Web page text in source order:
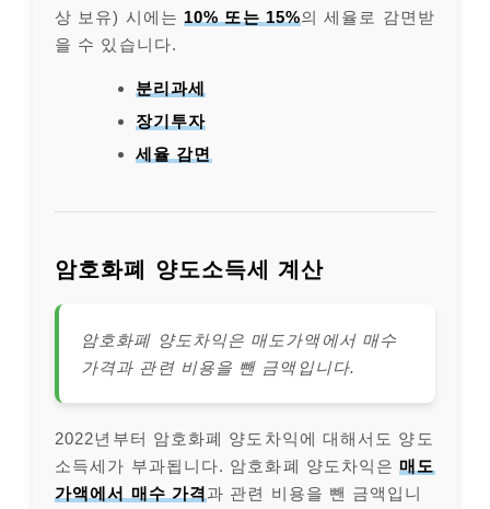
상 보유) 시에는 10% 또는 15%의 세율로 감면받
을 수 있습니다.
분리과세
장기투자
세율 감면
암호화폐 양도소득세 계산
암호화폐 양도차익은 매도가액에서 매수
가격과 관련 비용을 뺀 금액입니다.
2022년부터 암호화폐 양도차익에 대해서도 양도
소득세가 부과됩니다. 암호화폐 양도차익은매도
가액에서 매수 가격과 관련 비용을 뺀 금액입니